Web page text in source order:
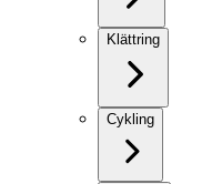
Klättring
Cykling